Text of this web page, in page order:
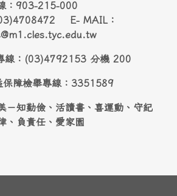
：903-215-000
E- MAIL：
線：(03)4792153 分機 200
保障檢舉專線：3351589
－知勤儉、活讀書、喜運動、守紀
、負責任、愛家園